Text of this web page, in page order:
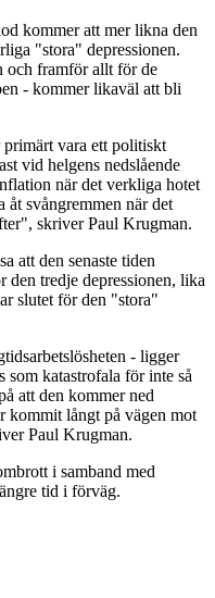
kommer att mer likna den
"stora" depressionen.
och framför allt för de
- kommer likaväl att bli
vara ett politiskt
vid helgens nedslående
när det verkliga hotet
åt svångremmen när det
skriver Paul Krugman.
att den senaste tiden
tredje depressionen, lika
slutet för den "stora"
- ligger
som katastrofala för inte så
att den kommer ned
kommit långt på vägen mot
Paul Krugman.
i samband med
tid i förväg.